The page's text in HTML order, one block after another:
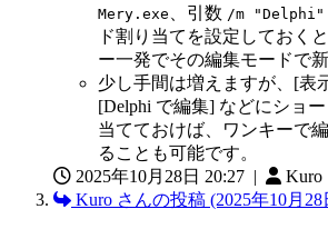
Mery.exe 、引数 /m "Delphi"
ド割り当てを設定しておく
ー一発でその編集モードで
少し手間は増えますが、[表
[Delphi で編集] などにショ
当てておけば、ワンキーで
ることも可能です。
2025年10月28日 20:27 | Kuro
Kuro さんの投稿 (2025年10月